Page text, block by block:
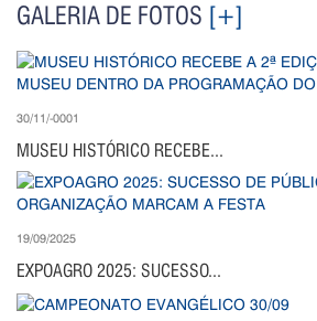
GALERIA DE FOTOS [+]
30/11/-0001
MUSEU HISTÓRICO RECEBE...
19/09/2025
EXPOAGRO 2025: SUCESSO...